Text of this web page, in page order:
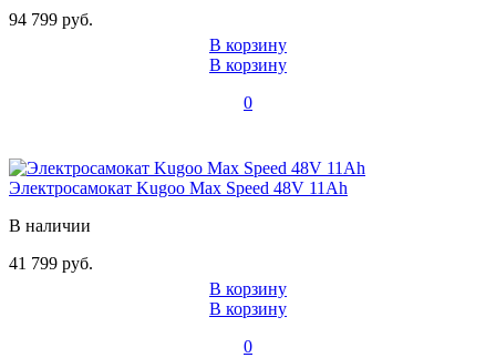
94 799 руб.
В корзину
В корзину
0
Электросамокат Kugoo Max Speed 48V 11Ah
В наличии
41 799 руб.
В корзину
В корзину
0